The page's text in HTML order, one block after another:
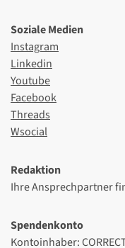
Soziale Medien
Instagram
Linkedin
Youtube
Facebook
Threads
Wsocial
Redaktion
Ihre Ansprechpartner
Spendenkonto
Kontoinhaber: